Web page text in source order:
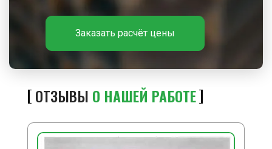
траншее.
ЗАКЛЮЧИТЕЛЬНЫЕ РАБОТЫ
После завершения крепления стенок траншей
работы: очистить используемый инструмент,
загрязнений и сдать их в отведенное для его
хранения место или ответственному за его выдачу;
Заказать расчёт цены
ОТЗЫВЫ О НАШЕЙ РАБОТЕ